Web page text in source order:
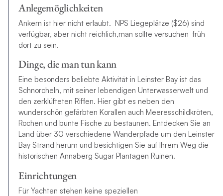
Anlegemöglichkeiten
Ankern ist hier nicht erlaubt. NPS Liegeplätze ($26) sind
verfügbar, aber nicht reichlich,man sollte versuchen früh
dort zu sein.
Dinge, die man tun kann
Eine besonders beliebte Aktivität in Leinster Bay ist das
Schnorcheln, mit seiner lebendigen Unterwasserwelt und
den zerklüfteten Riffen. Hier gibt es neben den
wunderschön gefärbten Korallen auch Meeresschildkröten,
Rochen und bunte Fische zu bestaunen. Entdecken Sie an
Land über 30 verschiedene Wanderpfade um den Leinster
Bay Strand herum und besichtigen Sie auf Ihrem Weg die
historischen Annaberg Sugar Plantagen Ruinen.
Einrichtungen
Für Yachten stehen keine speziellen